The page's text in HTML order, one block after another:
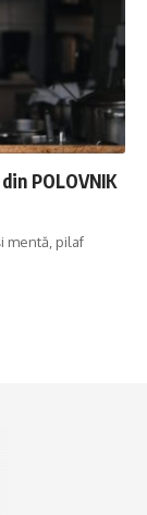
POLOVNIK
mentă, pilaf